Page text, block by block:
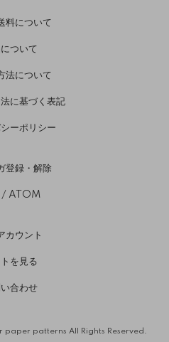
料について
ついて
法について
に基づく表記
ーポリシー
登録・解除
/ ATOM
カウント
を見る
合わせ
patterns All Rights Reserved.